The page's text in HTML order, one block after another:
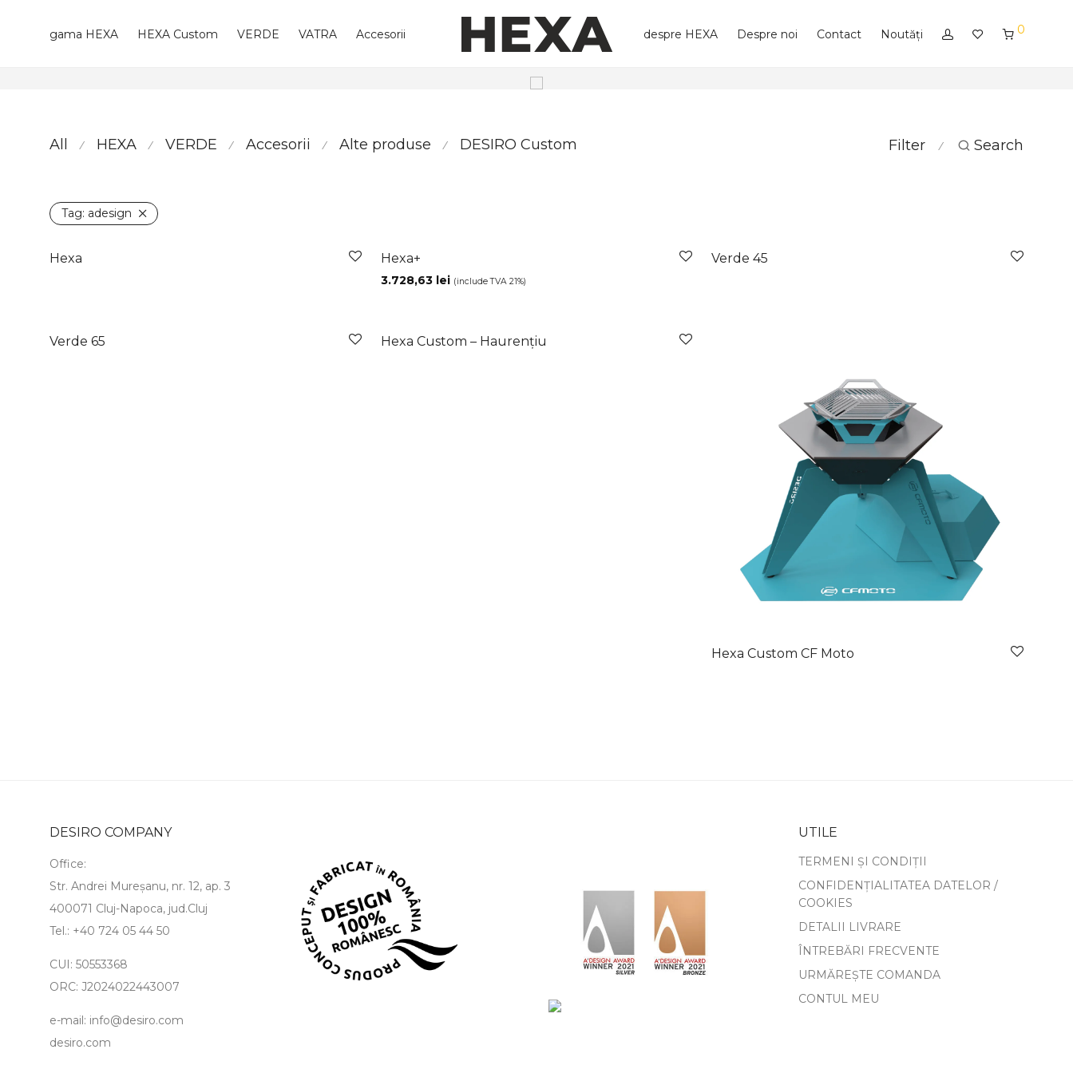
gama HEXA HEXA Custom VERDE VATRA Accesorii despre HEXA Despre noi Contact Noutăți 0
Red Dot Design Award
vezi articolul
Filter ⁄ Search
All ⁄ HEXA ⁄ VERDE ⁄ Accesorii ⁄ Alte produse ⁄ DESIRO Custom
Tag: adesign
Hexa Hexa+
3.728,63 lei (include TVA 21%)
Verde 45
Verde 65 Hexa Custom – Haurențiu
Hexa Custom CF Moto
DESIRO COMPANY
Office:
Str. Andrei Mureșanu, nr. 12, ap. 3
400071 Cluj-Napoca, jud.Cluj
Tel.: +40 724 05 44 50
CUI: 50553368
ORC: J2024022443007
e-mail: info@desiro.com
desiro.com
UTILE
TERMENI ȘI CONDIȚII
CONFIDENȚIALITATEA DATELOR /
COOKIES
DETALII LIVRARE
ÎNTREBĂRI FRECVENTE
URMĂREȘTE COMANDA
CONTUL MEU